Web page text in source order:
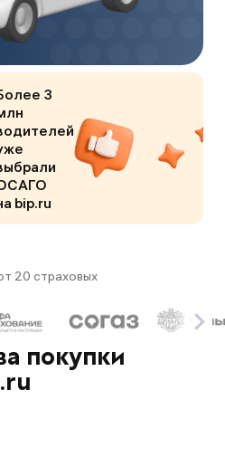
3
bip.ru
20 страховых
покупки